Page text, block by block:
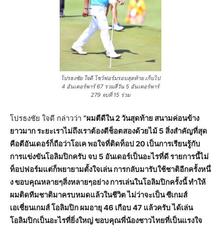
โปรธงชัย ใจดี โชว์ฟอร์มรอบสุดท้าย เก็บไป
4 อันเดอร์พาร์ 67 รวมสี่วัน 5 อันเดอร์พาร์
279 จบที่ 15 ร่วม
โปรธงชัย ใจดี กล่าวว่า “ผมตีดีใน2วันสุดท้าย สนามค่อนข้าง
ยาวมาก ระยะเราไม่ถึงเราต้องตีช็อตสองด้วยไม้ 5 สิ่งสำคัญที่สุด
คือตีอันเดอร์ก็ถือว่าโอเค พอใจที่ติดท็อป 20 เป็นการเรียนรู้กับ
การแข่งขันโอลิมปิกครับ จบ 5 อันเดอร์เป็นอะไรที่ดี รายการนี้ไม่
ท็อปฟอร์มแต่ก็พยายามตั้งใจเล่น การกลับมารับใช้ชาติอีกครั้งหนึ่
ง ขอบคุณหลายๆสิ่งหลายๆอย่าง การเล่นในโอลิมปิกครั้งนี้ ทำให้
ผมติดทีมชาติมาครบหมดแล้วในชีวิต ไม่ว่าจะเป็น ซีเกมส์
เอเชี่ยนเกมส์ โอลิมปิก ผมอายุ46 เกือบ 47 แล้วครับ ได้เล่น
โอลิมปิกเป็นอะไรที่ยิ่งใหญ่ ขอบคุณพี่น้องชาวไทยที่เป็นแรงใจ